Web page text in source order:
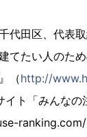
代田区、代表
てたい人のた
（http://
イト「みんなの
ranking.com/